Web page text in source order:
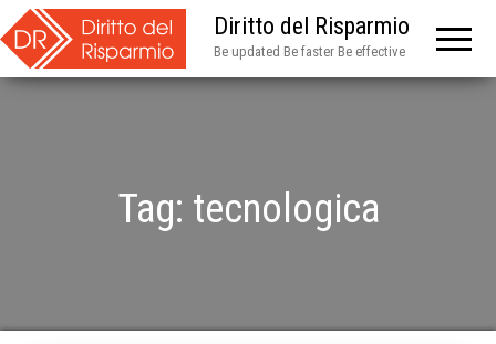
Diritto del Risparmio
Be updated Be faster Be effective
Tag: tecnologica